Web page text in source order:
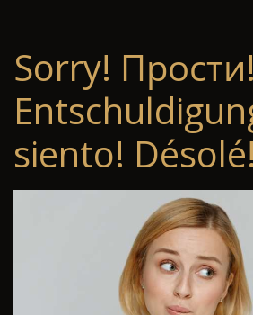
Sorry! Прости!
siento! Désolé!